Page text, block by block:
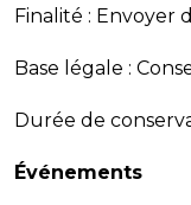
Finalité : Envoyer
Base légale :
Durée de
Événements